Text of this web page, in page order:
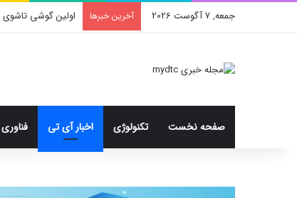
جمعه, 7 آگوست 2026 آخرین خبرها اولین گوشی تاشوی
صفحه نخست تکنولوژی اخبار آی تی فناوری